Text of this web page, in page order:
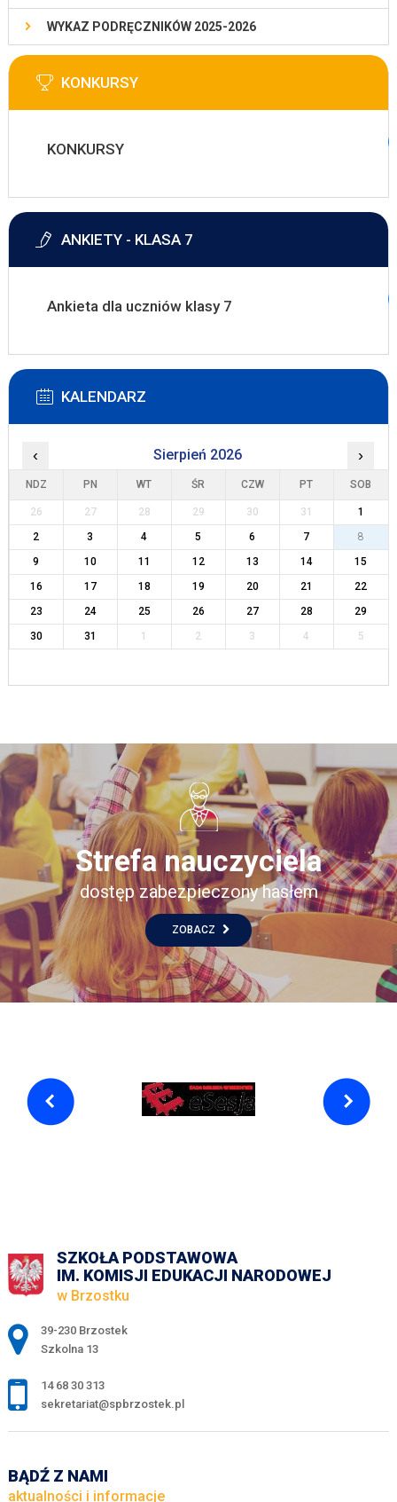
WYKAZ PODRĘCZNIKÓW 2025-2026
KONKURSY
KONKURSY
ANKIETY - KLASA 7
Ankieta dla uczniów klasy 7
KALENDARZ
‹ Sierpień 2026 ›
NDZ PN WT ŚR CZW PT SOB
26 27 28 29 30 31
1
2
3 4 5 6 7
8
9
10 11 12 13 14
15
16
17 18 19 20 21
22
23
24 25 26 27 28
29
30
31 1 2 3 4 5
Strefa nauczyciela
dostęp zabezpieczony hasłem
ZOBACZ
SZKOŁA PODSTAWOWA
IM. KOMISJI EDUKACJI NARODOWEJ
w Brzostku
Adres pocztowy:
39-230 Brzostek
Szkolna 13
14 68 30 313
sekretariat@spbrzostek.pl
BĄDŹ Z NAMI
aktualności i informacje